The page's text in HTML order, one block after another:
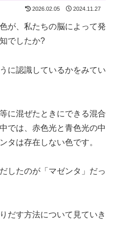
2026.02.05 2024.11.27
が、私たちの脳によって発
でしたか?
に認識しているかをみてい
に混ぜたときにできる混合
では、赤色光と青色光の中
タは存在しない色です。
したのが「マゼンタ」だっ
だす方法について見ていき